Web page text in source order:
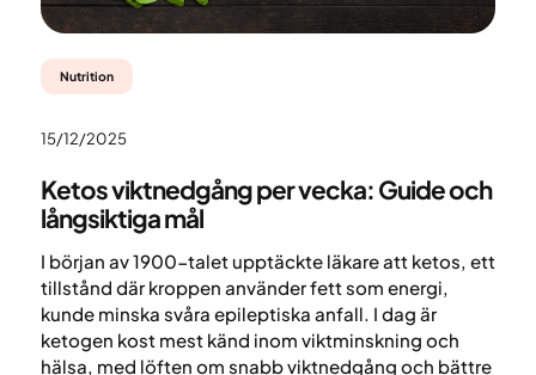
Nutrition
15/12/2025
Ketos viktnedgång per vecka: Guide och
långsiktiga mål
I början av 1900-talet upptäckte läkare att ketos, ett
tillstånd där kroppen använder fett som energi,
kunde minska svåra epileptiska anfall. I dag är
ketogen kost mest känd inom viktminskning och
hälsa, med löften om snabb viktnedgång och bättre